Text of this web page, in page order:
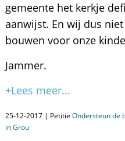
gemeente het kerkje
aanwijst. En wij dus
bouwen voor onze
Jammer.
+Lees meer...
25-12-2017 | Petitie Ondersteun de
in Grou